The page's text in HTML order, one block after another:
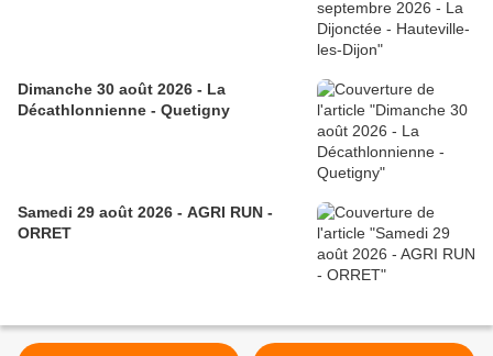
Dimanche 30 août 2026 - La
Décathlonnienne - Quetigny
Samedi 29 août 2026 - AGRI RUN -
ORRET